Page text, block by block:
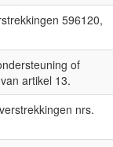
596120,
of
artikel 13.
nrs.